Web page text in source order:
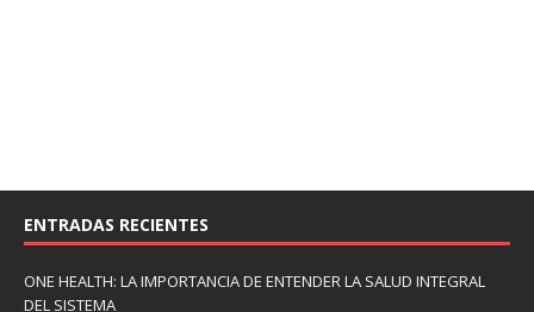
ENTRADAS RECIENTES
ONE HEALTH: LA IMPORTANCIA DE ENTENDER LA SALUD INTEGRAL
DEL SISTEMA